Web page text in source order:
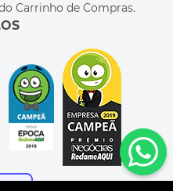
Carrinho de Compras.